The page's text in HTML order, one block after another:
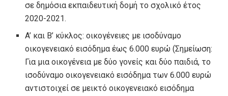
σε δημόσια εκπαιδευτική δομή το σχολικό έτος
2020-2021.
A’ και Β’ κύκλος: οικογένειες με ισοδύναμο
οικογενειακό εισόδημα έως 6.000 ευρώ (Σημείωση:
Για μια οικογένεια με δύο γονείς και δύο παιδιά, το
ισοδύναμο οικογενειακό εισόδημα των 6.000 ευρώ
αντιστοιχεί σε μεικτό οικογενειακό εισόδημα